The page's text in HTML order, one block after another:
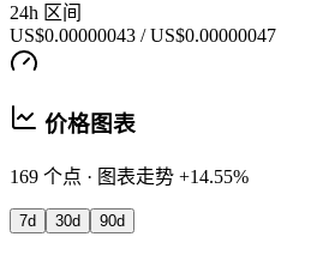
24h 区间
US$0.00000043 / US$0.00000047
价格图表
169 个点 · 图表走势 +14.55%
7d 30d 90d